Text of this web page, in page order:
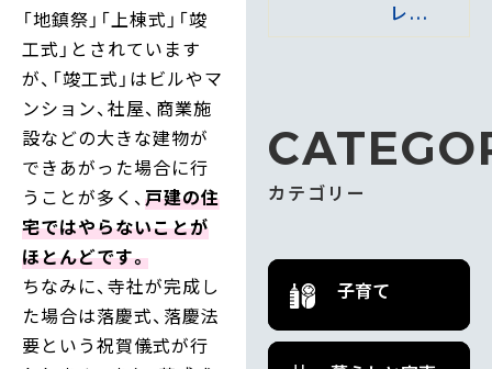
「地鎮祭」「上棟式」「竣
工式」とされています
が、「竣工式」はビルやマ
ンション、社屋、商業施
設などの大きな建物が
できあがった場合に行
うことが多く、 戸建の住
宅ではやらないことが
ほとんどです。
ちなみに、寺社が完成し
た場合は落慶式、落慶法
要という祝賀儀式が行
レ...
カテゴリー
子育て